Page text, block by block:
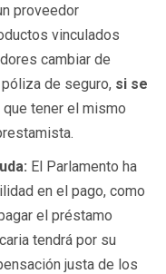
proveedor
vinculados
cambiar de
de seguro, si se
que tener el mismo
El Parlamento ha
en el pago, como
el préstamo
tendrá por su
justa de los